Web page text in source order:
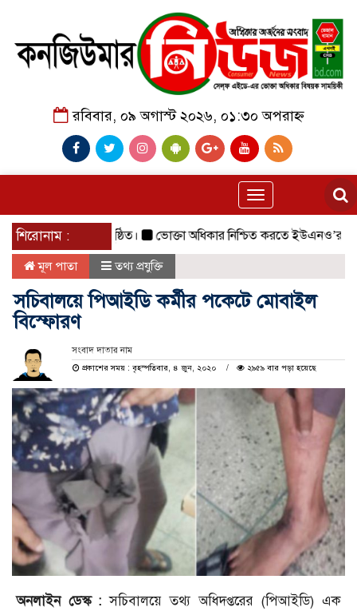
রবিবার, ০৯ অগাস্ট ২০২৬, ০১:৩০ অপরাহ্ন
Toggle
navigation
শিরোনাম :
সফলভাবে অনুষ্ঠিত। ভোক্তা অধিকার নিশ্চিত করতে ইউএনও’র
মূল পাতা তথ্য প্রযুক্তি
সচিবালয়ে পিআইডি কর্মীর পকেটে মোবাইল
বিস্ফোরণ
সংবাদ দাতার নাম
প্রকাশের সময় : বৃহস্পতিবার, ৪ জুন, ২০২০
২৯৫৯ বার পড়া হয়েছে
অনলাইন ডেস্ক :সচিবালয়ে তথ্য অধিদপ্তরের (পিআইডি) এক